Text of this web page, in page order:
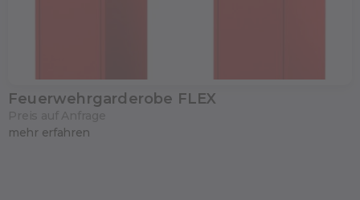
Feuerwehrgarderobe FLEX
mehr erfahren